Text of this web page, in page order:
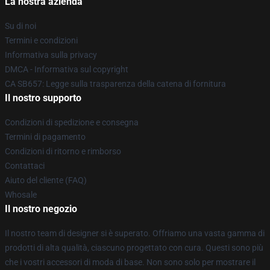
Su di noi
Termini e condizioni
Informativa sulla privacy
DMCA - Informativa sul copyright
CA SB657: Legge sulla trasparenza della catena di fornitura
Il nostro supporto
Condizioni di spedizione e consegna
Termini di pagamento
Condizioni di ritorno e rimborso
Contattaci
Aiuto del cliente (FAQ)
Whosale
Il nostro negozio
Il nostro team di designer si è superato. Offriamo una vasta gamma di
prodotti di alta qualità, ciascuno progettato con cura. Questi sono più
che i vostri accessori di moda di base. Non sono solo per mostrare il